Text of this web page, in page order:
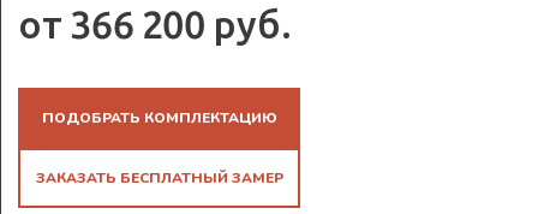
от 366 200 руб.
ПОДОБРАТЬ КОМПЛЕКТАЦИЮ
ЗАКАЗАТЬ БЕСПЛАТНЫЙ ЗАМЕР